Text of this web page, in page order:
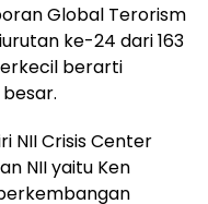
Global Terorism
ke-24 dari 163
berarti
NII Crisis Center
NII yaitu Ken